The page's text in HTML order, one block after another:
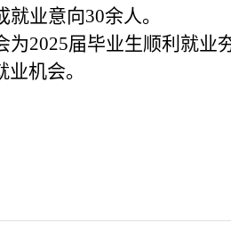
业意向30余人。
为2025届毕业生顺利就
机会。